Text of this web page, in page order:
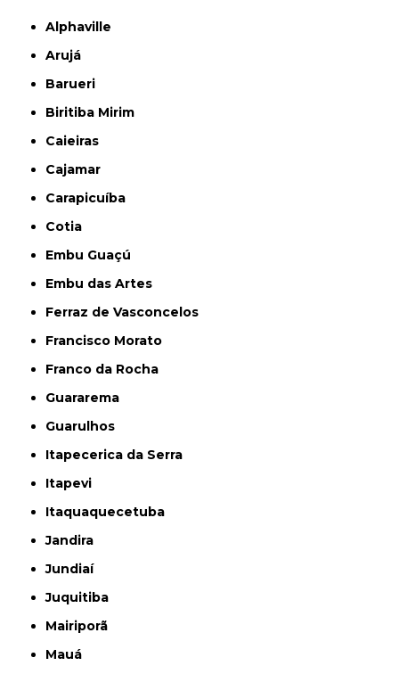
Alphaville
Arujá
Barueri
Biritiba Mirim
Caieiras
Cajamar
Carapicuíba
Cotia
Embu Guaçú
Embu das Artes
Ferraz de Vasconcelos
Francisco Morato
Franco da Rocha
Guararema
Guarulhos
Itapecerica da Serra
Itapevi
Itaquaquecetuba
Jandira
Jundiaí
Juquitiba
Mairiporã
Mauá